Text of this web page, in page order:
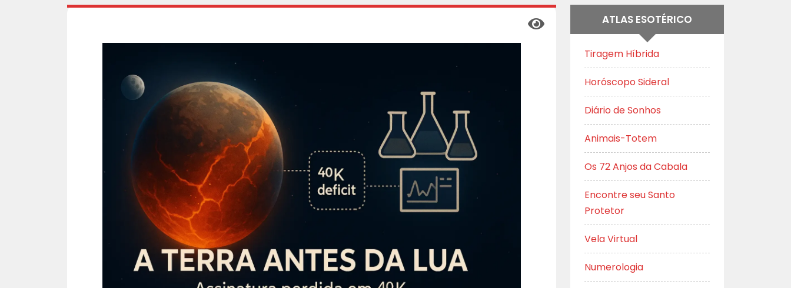
ATLAS ESOTÉRICO
Tiragem Híbrida
Horóscopo Sideral
Diário de Sonhos
Animais-Totem
Os 72 Anjos da Cabala
Encontre seu Santo
Protetor
Vela Virtual
Numerologia